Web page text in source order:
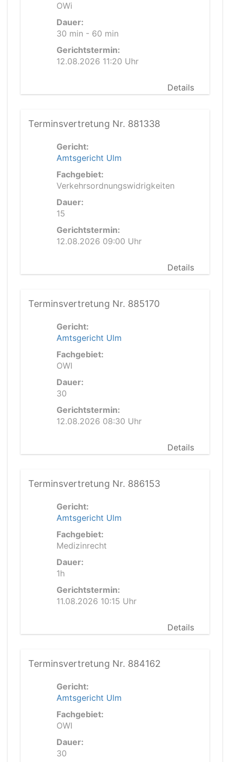
OWi
Dauer:
30 min - 60 min
Gerichtstermin:
12.08.2026 11:20 Uhr
Details
Terminsvertretung Nr. 881338
Gericht:
Amtsgericht Ulm
Fachgebiet:
Verkehrsordnungswidrigkeiten
Dauer:
15
Gerichtstermin:
12.08.2026 09:00 Uhr
Details
Terminsvertretung Nr. 885170
Gericht:
Amtsgericht Ulm
Fachgebiet:
OWI
Dauer:
30
Gerichtstermin:
12.08.2026 08:30 Uhr
Details
Terminsvertretung Nr. 886153
Gericht:
Amtsgericht Ulm
Fachgebiet:
Medizinrecht
Dauer:
1h
Gerichtstermin:
11.08.2026 10:15 Uhr
Details
Terminsvertretung Nr. 884162
Gericht:
Amtsgericht Ulm
Fachgebiet:
OWI
Dauer:
30